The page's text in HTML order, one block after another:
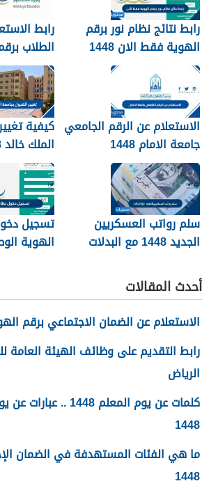
رابط نتائج نظام نور برقم
الهوية فقط الان 1448
رابط
عبر نظام
الاستعلام عن الرقم الجامعي
جامعة الامام 1448
كيفية
الملك خالد 1448
سلم رواتب العسكريين
الجديد 1448 مع البدلات
تسجيل
الهوية
أحدث المقالات
الاستعلام عن الضمان الاجتماعي برقم الهوية
الرياض
كلمات عن يوم المعلم
1448
ما هي الفئات المستهدفة في الضمان
1448